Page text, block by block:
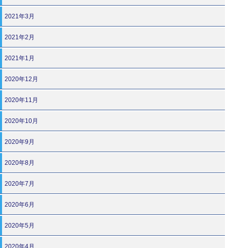
2021年3月
2021年2月
2021年1月
2020年12月
2020年11月
2020年10月
2020年9月
2020年8月
2020年7月
2020年6月
2020年5月
2020年4月